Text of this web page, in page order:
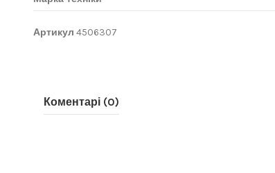
Артикул 4506307
Коментарі (0)